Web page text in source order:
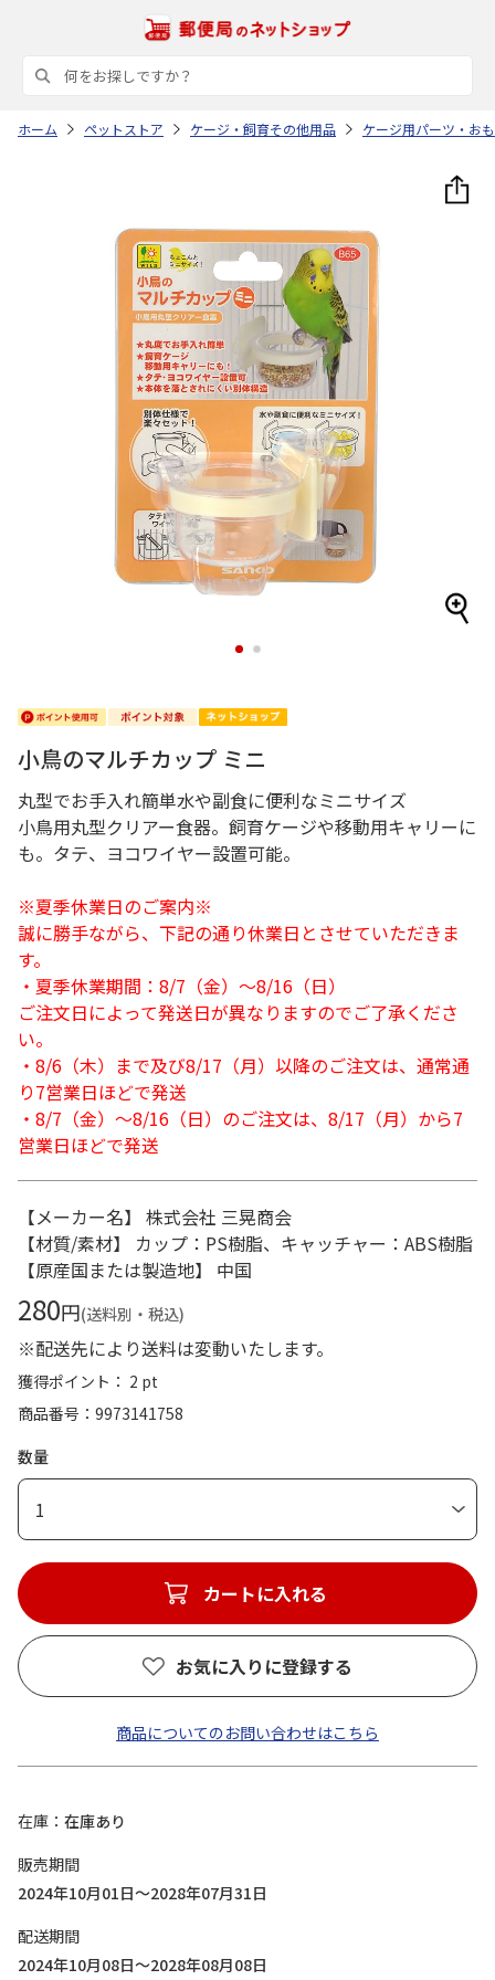
ホーム ペットストア ケージ・飼育その他用品 ケージ用パーツ・お
1 2
小鳥のマルチカップ ミニ
丸型でお手入れ簡単水や副食に便利なミニサイズ
小鳥用丸型クリアー食器。飼育ケージや移動用キャリーに
も。タテ、ヨコワイヤー設置可能。
※夏季休業日のご案内※
誠に勝手ながら、下記の通り休業日とさせていただきま
す。
・夏季休業期間：8/7（金）～8/16（日）
ご注文日によって発送日が異なりますのでご了承くださ
い。
・8/6（木）まで及び8/17（月）以降のご注文は、通常通
り7営業日ほどで発送
・8/7（金）～8/16（日）のご注文は、8/17（月）から7
営業日ほどで発送
【メーカー名】 株式会社 三晃商会
【材質/素材】 カップ：PS樹脂、キャッチャー：ABS樹脂
【原産国または製造地】 中国
280円(送料別・税込)
※配送先により送料は変動いたします。
獲得ポイント： 2 pt
商品番号
9973141758
数量
1
カートに入れる
お気に入りに登録する
商品についてのお問い合わせはこちら
在庫
在庫あり
販売期間
2024年10月01日～2028年07月31日
配送期間
2024年10月08日～2028年08月08日